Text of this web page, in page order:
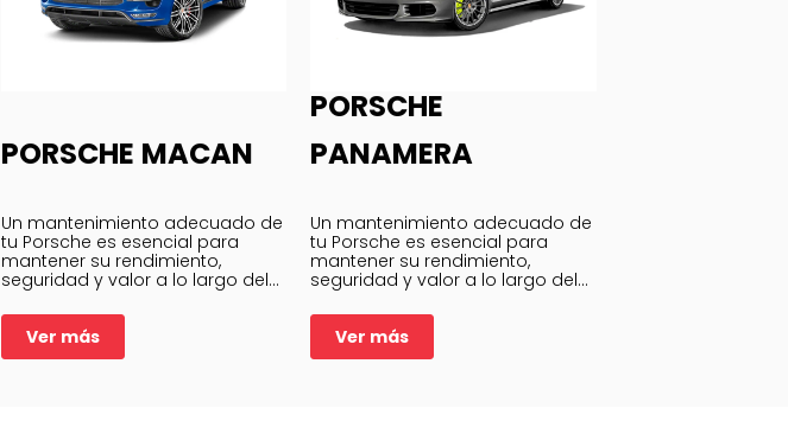
PORSCHE MACAN
Un mantenimiento adecuado de
tu Porsche es esencial para
mantener su rendimiento,
seguridad y valor a lo largo del
tiempo.
Ver más
PORSCHE
PANAMERA
Un mantenimiento adecuado de
tu Porsche es esencial para
mantener su rendimiento,
seguridad y valor a lo largo del
tiempo.
Ver más